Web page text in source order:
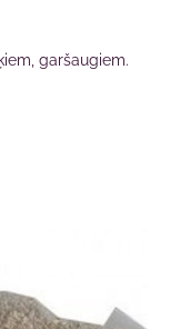
garšaugiem.